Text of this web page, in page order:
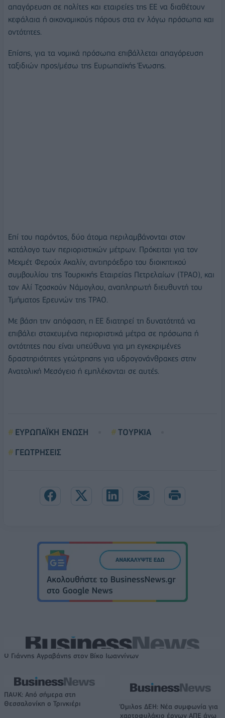
απαγόρευση σε πολίτες και εταιρείες της ΕΕ να διαθέτουν
κεφάλαια ή οικονομικούς πόρους στα εν λόγω πρόσωπα και
οντότητες.
Επίσης, για τα νομικά πρόσωπα επιβάλλεται απαγόρευση
ταξιδιών προς/μέσω της Ευρωπαϊκής Ένωσης.
Επί του παρόντος, δύο άτομα περιλαμβάνονται στον
κατάλογο των περιοριστικών μέτρων. Πρόκειται για τον
Μεχμέτ Φερούχ Ακαλίν, αντιπρόεδρο του διοικητικού
συμβουλίου της Τουρκικής Εταιρείας Πετρελαίων (ΤΡΑΟ), και
τον Αλί Τζοσκούν Νάμογλου, αναπληρωτή διευθυντή του
Τμήματος Ερευνών της ΤΡΑΟ.
Με βάση την απόφαση, η ΕΕ διατηρεί τη δυνατότητά να
επιβάλει στοχευμένα περιοριστικά μέτρα σε πρόσωπα ή
οντότητες που είναι υπεύθυνα για μη εγκεκριμένες
δραστηριότητες γεώτρησης για υδρογονάνθρακες στην
Ανατολική Μεσόγειο ή εμπλέκονται σε αυτές.
ΕΥΡΩΠΑΪΚΗ ΕΝΩΣΗ
ΤΟΥΡΚΙΑ
ΓΕΩΤΡΗΣΕΙΣ
Ο Γιάννης Αγραβάνης στον Βίκο Ιωαννίνων
ΠΑΟΚ: Από σήμερα στη
Θεσσαλονίκη ο Τρινκιέρι
Όμιλος ΔΕΗ: Νέα συμφωνία για
χαρτοφυλάκιο έργων ΑΠΕ άνω